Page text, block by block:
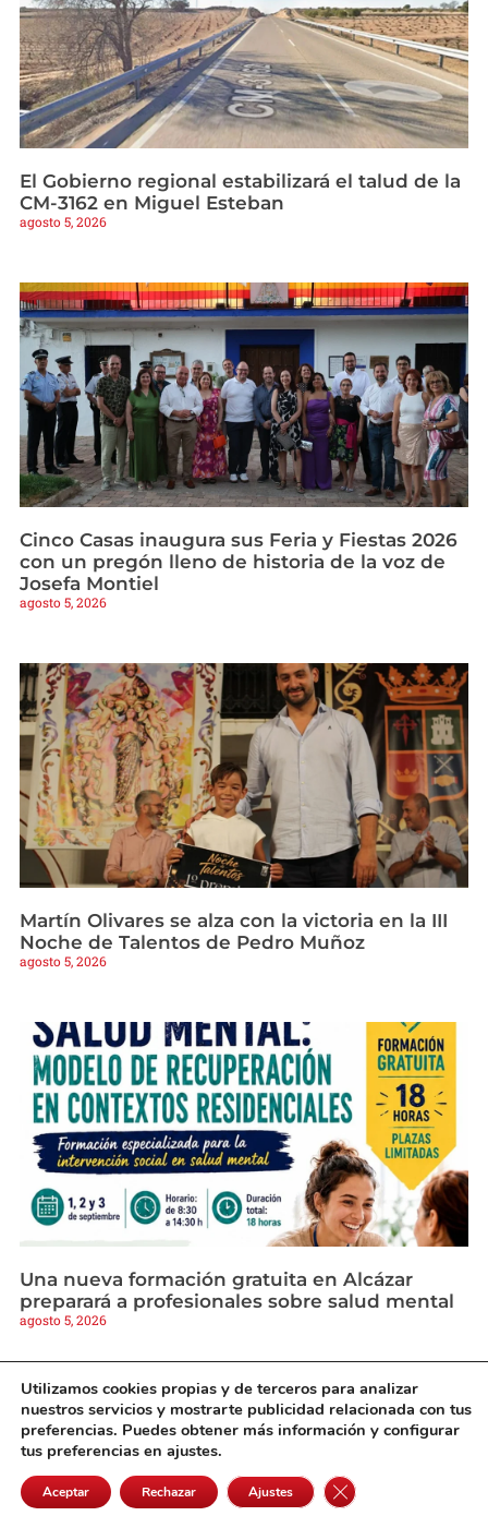
El Gobierno regional estabilizará el talud de la
CM-3162 en Miguel Esteban
agosto 5, 2026
Cinco Casas inaugura sus Feria y Fiestas 2026
con un pregón lleno de historia de la voz de
Josefa Montiel
agosto 5, 2026
Martín Olivares se alza con la victoria en la III
Noche de Talentos de Pedro Muñoz
agosto 5, 2026
Una nueva formación gratuita en Alcázar
preparará a profesionales sobre salud mental
agosto 5, 2026
Utilizamos cookies propias y de terceros para analizar
nuestros servicios y mostrarte publicidad relacionada con tus
preferencias. Puedes obtener más información y configurar
tus preferencias en ajustes.
Aceptar Rechazar Ajustes Cerrar el banner de